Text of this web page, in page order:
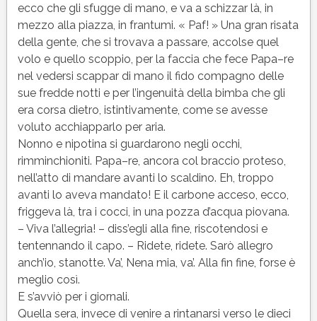
ecco che gli sfugge di mano, e va a schizzar là, in
mezzo alla piazza, in frantumi. « Paf! » Una gran risata
della gente, che si trovava a passare, accolse quel
volo e quello scoppio, per la faccia che fece Papa–re
nel vedersi scappar di mano il fido compagno delle
sue fredde notti e per l’ingenuità della bimba che gli
era corsa dietro, istintivamente, come se avesse
voluto acchiapparlo per aria.
Nonno e nipotina si guardarono negli occhi,
rimminchioniti. Papa–re, ancora col braccio proteso,
nell’atto di mandare avanti lo scaldino. Eh, troppo
avanti lo aveva mandato! E il carbone acceso, ecco,
friggeva là, tra i cocci, in una pozza d’acqua piovana.
– Viva l’allegria! – diss’egli alla fine, riscotendosi e
tentennando il capo. – Ridete, ridete. Sarò allegro
anch’io, stanotte. Va’, Nena mia, va’. Alla fin fine, forse è
meglio così.
E s’avviò per i giornali.
Quella sera, invece di venire a rintanarsi verso le dieci